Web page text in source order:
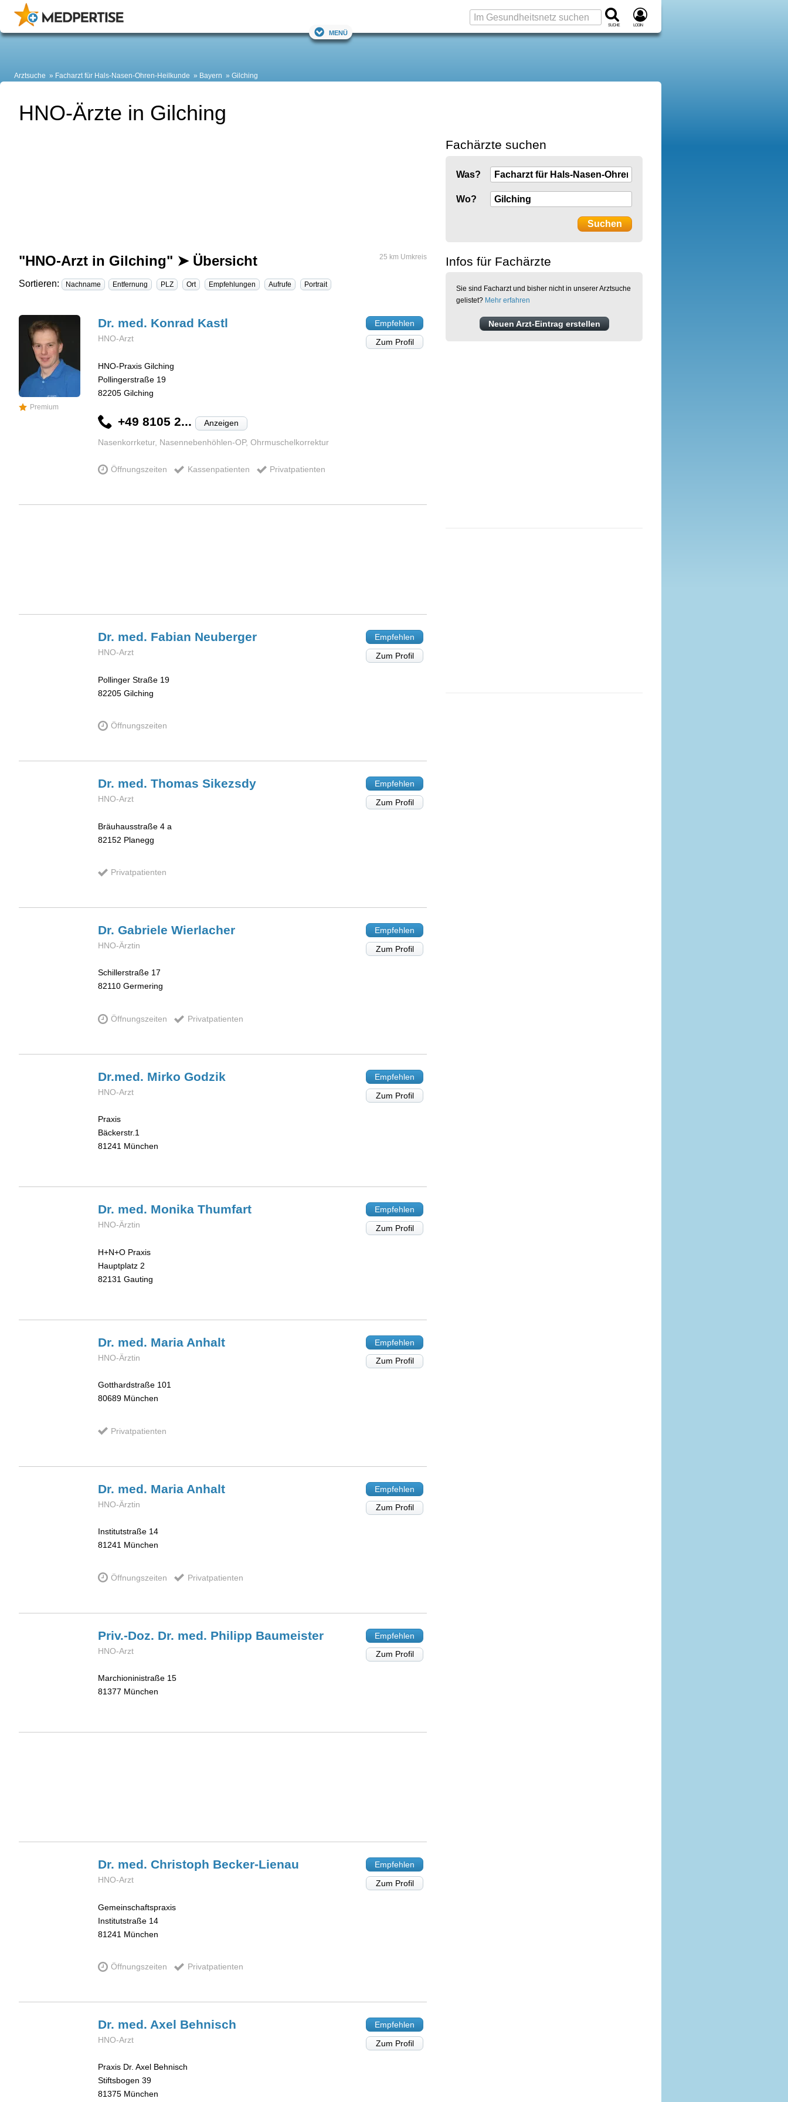
Suche Login
Menü
Arztsuche Facharzt für Hals-Nasen-Ohren-Heilkunde Bayern Gilching
HNO-Ärzte in Gilching
"HNO-Arzt in Gilching" ➤ Übersicht 25 km Umkreis
Sortieren: Nachname Entfernung PLZ Ort Empfehlungen Aufrufe Portrait
Premium
Dr. med. Konrad Kastl
HNO-Arzt
HNO-Praxis Gilching
Pollingerstraße 19
82205 Gilching
+49 8105 2... Anzeigen
Nasenkorrketur, Nasennebenhöhlen-OP, Ohrmuschelkorrektur
Öffnungszeiten Kassenpatienten Privatpatienten
Empfehlen
Zum Profil
Dr. med. Fabian Neuberger
HNO-Arzt
Pollinger Straße 19
82205 Gilching
Öffnungszeiten
Empfehlen
Zum Profil
Dr. med. Thomas Sikezsdy
HNO-Arzt
Bräuhausstraße 4 a
82152 Planegg
Privatpatienten
Empfehlen
Zum Profil
Dr. Gabriele Wierlacher
HNO-Ärztin
Schillerstraße 17
82110 Germering
Öffnungszeiten Privatpatienten
Empfehlen
Zum Profil
Dr.med. Mirko Godzik
HNO-Arzt
Praxis
Bäckerstr.1
81241 München
Empfehlen
Zum Profil
Dr. med. Monika Thumfart
HNO-Ärztin
H+N+O Praxis
Hauptplatz 2
82131 Gauting
Empfehlen
Zum Profil
Dr. med. Maria Anhalt
HNO-Ärztin
Gotthardstraße 101
80689 München
Privatpatienten
Empfehlen
Zum Profil
Dr. med. Maria Anhalt
HNO-Ärztin
Institutstraße 14
81241 München
Öffnungszeiten Privatpatienten
Empfehlen
Zum Profil
Priv.-Doz. Dr. med. Philipp Baumeister
HNO-Arzt
Marchioninistraße 15
81377 München
Empfehlen
Zum Profil
Dr. med. Christoph Becker-Lienau
HNO-Arzt
Gemeinschaftspraxis
Institutstraße 14
81241 München
Öffnungszeiten Privatpatienten
Empfehlen
Zum Profil
Dr. med. Axel Behnisch
HNO-Arzt
Praxis Dr. Axel Behnisch
Stiftsbogen 39
81375 München
Empfehlen
Zum Profil
Fachärzte suchen
Was?
Wo?
Infos für Fachärzte
Sie sind Facharzt und bisher nicht in unserer Arztsuche
gelistet? Mehr erfahren
Neuen Arzt-Eintrag erstellen